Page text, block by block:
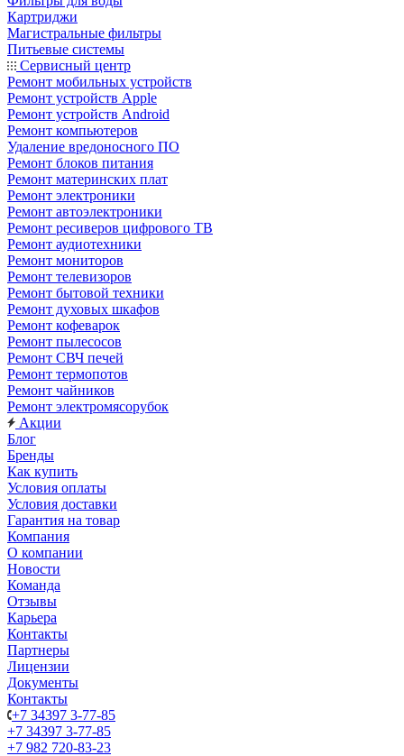
Картриджи
Магистральные фильтры
Питьевые системы
Сервисный центр
Ремонт мобильных устройств
Ремонт устройств Apple
Ремонт устройств Android
Ремонт компьютеров
Удаление вредоносного ПО
Ремонт блоков питания
Ремонт материнских плат
Ремонт электроники
Ремонт автоэлектроники
Ремонт ресиверов цифрового ТВ
Ремонт аудиотехники
Ремонт мониторов
Ремонт телевизоров
Ремонт бытовой техники
Ремонт духовых шкафов
Ремонт кофеварок
Ремонт пылесосов
Ремонт СВЧ печей
Ремонт термопотов
Ремонт чайников
Ремонт электромясорубок
Акции
Блог
Бренды
Как купить
Условия оплаты
Условия доставки
Гарантия на товар
Компания
О компании
Новости
Команда
Отзывы
Карьера
Контакты
Партнеры
Лицензии
Документы
Контакты
+7 34397 3-77-85
+7 34397 3-77-85
+7 982 720-83-23